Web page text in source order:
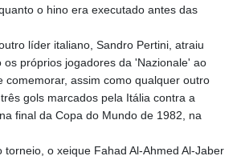
o hino era executado antes das
líder italiano, Sandro Pertini, atraiu
os próprios jogadores da 'Nazionale' ao
comemorar, assim como qualquer outro
gols marcados pela Itália contra a
final da Copa do Mundo de 1982, na
torneio, o xeique Fahad Al-Ahmed Al-Jaber